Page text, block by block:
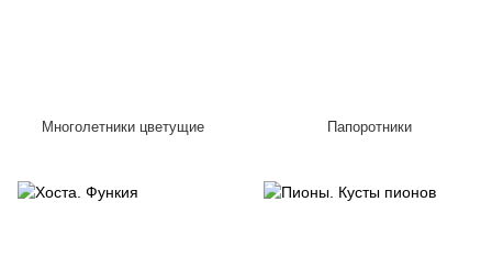
Многолетники цветущие Папоротники